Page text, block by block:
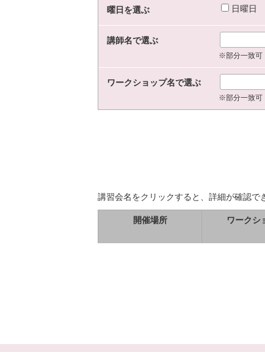
曜日を選ぶ 日曜日
講師名で選ぶ
※部分一致可
ワークショップ名で選ぶ
※部分一致可
講習会名をクリックすると、詳細が確認で
開催場所 ワークシ